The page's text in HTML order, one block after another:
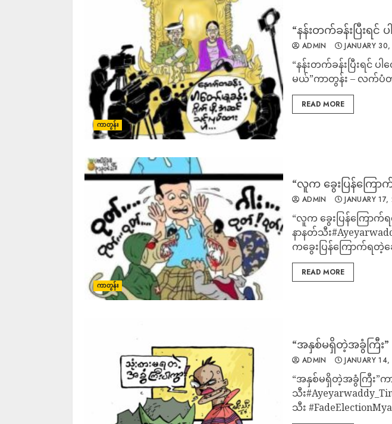
ကာတွန်း
“နန်းတက်ခန်းပြီးရင်
ADMIN JANUARY
“နန်းတက်ခန်းပြီးရင် ပါ
မယ်”ကာတွန်း – လက်ပံ
READ MORE
ကာတွန်း
“လူက ခွေးပြန်ကြေ
ADMIN JANUARY
“လူက ခွေးပြန်ကြော
နာနတ်သီး
ကခွေးပြန်ကြောက်ရတဲ့
READ MORE
“အနှစ်မရှိတဲ့အခွံကြီး”
ADMIN JANUARY
“အနှစ်မရှိတဲ့အခွံကြီး”ကာ
သီး
သီး